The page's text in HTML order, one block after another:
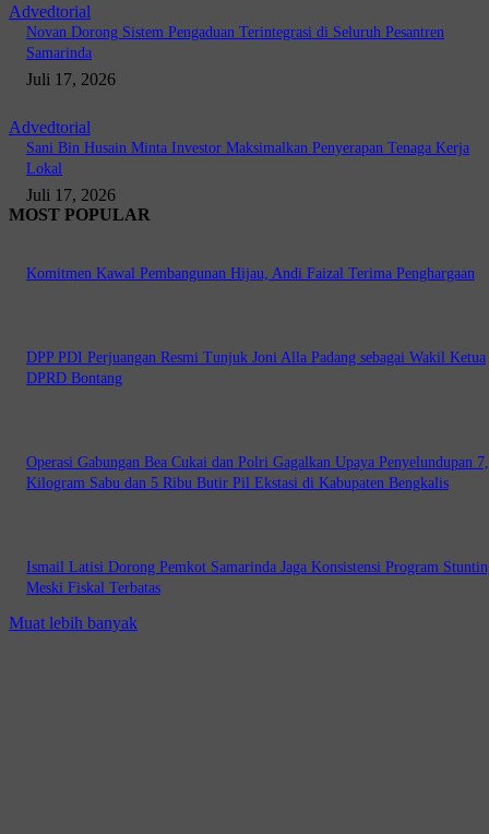
Advedtorial
Novan Dorong Sistem Pengaduan Terintegrasi di Seluruh Pesantren
Samarinda
Juli 17, 2026
Advedtorial
Sani Bin Husain Minta Investor Maksimalkan Penyerapan Tenaga Kerja
Lokal
Juli 17, 2026
MOST POPULAR
Komitmen Kawal Pembangunan Hijau, Andi Faizal Terima Penghargaan
DPP PDI Perjuangan Resmi Tunjuk Joni Alla Padang sebagai Wakil Ketua
DPRD Bontang
Operasi Gabungan Bea Cukai dan Polri Gagalkan Upaya Penyelundupan
Kilogram Sabu dan 5 Ribu Butir Pil Ekstasi di Kabupaten Bengkalis
Ismail Latisi Dorong Pemkot Samarinda Jaga Konsistensi Program
Meski Fiskal Terbatas
Muat lebih banyak